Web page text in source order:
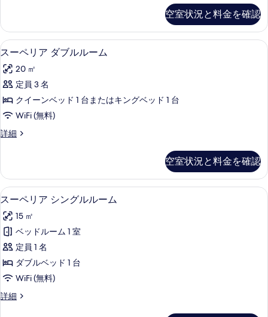
ル
ル
ー
ム
コ
ー
ト
ヤ
ビ
ュ
ー
の
す
べ
て
写
ア
シ
ン
ル
ル
ム
コ
ト
ビ
ュ
ー
の
詳
細
空室状況と料金を確認
ス
ー
ペ
リ
ア
ダ
ブ
ル
ー
ム
の
す
べ
て
の
写
スーペリア ダブルルーム | ミニバー
8
スーペリア ダブルルーム
20 ㎡
定員 3 名
クイーンベッド 1 台またはキングベッド 1 台
WiFi (無料)
詳細
ス
ア
ダ
ブ
ル
ー
の
詳
細
空室状況と料金を確認
ス
ー
ペ
リ
ア
シ
ン
グ
スーペリア シングルルーム | ミニバ
4
スーペリア シングルルーム
15 ㎡
ベッドルーム 1 室
定員 1 名
ダブルベッド 1 台
WiFi (無料)
詳細
ス